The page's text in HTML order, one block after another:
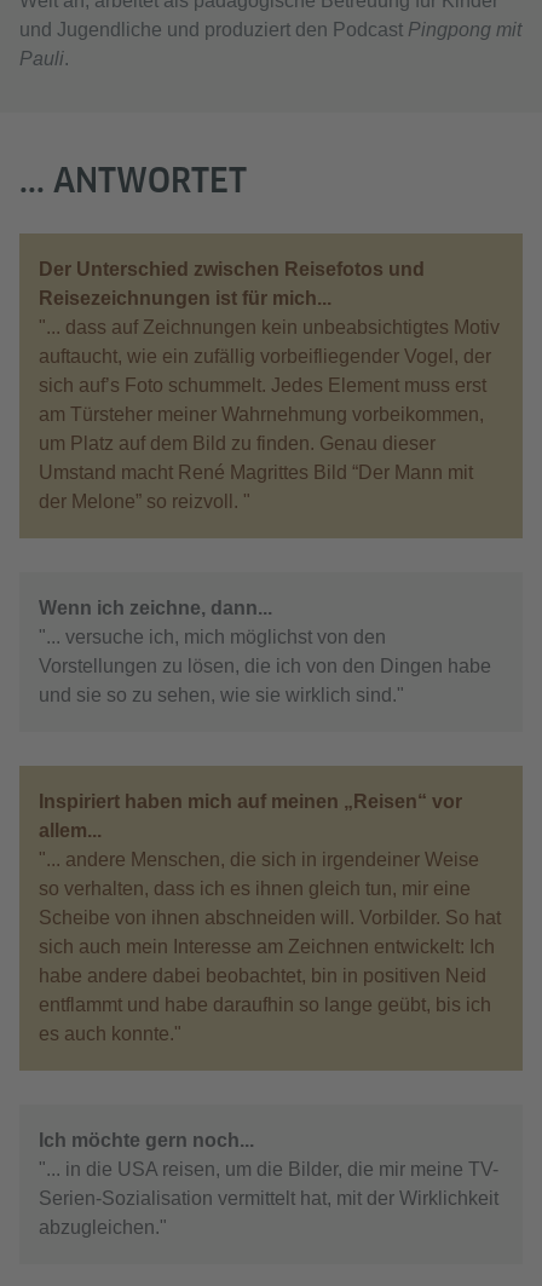
und Jugendliche und produziert den Podcast Pingpong mit
Pauli.
... ANTWORTET
Der Unterschied zwischen Reisefotos und
Reisezeichnungen ist für mich...
"... dass auf Zeichnungen kein unbeabsichtigtes Motiv
auftaucht, wie ein zufällig vorbeifliegender Vogel, der
sich auf’s Foto schummelt. Jedes Element muss erst
am Türsteher meiner Wahrnehmung vorbeikommen,
um Platz auf dem Bild zu finden. Genau dieser
Umstand macht René Magrittes Bild “Der Mann mit
der Melone” so reizvoll. "
Wenn ich zeichne, dann...
"... versuche ich, mich möglichst von den
Vorstellungen zu lösen, die ich von den Dingen habe
und sie so zu sehen, wie sie wirklich sind."
Inspiriert haben mich auf meinen „Reisen“ vor
allem...
"... andere Menschen, die sich in irgendeiner Weise
so verhalten, dass ich es ihnen gleich tun, mir eine
Scheibe von ihnen abschneiden will. Vorbilder. So hat
sich auch mein Interesse am Zeichnen entwickelt: Ich
habe andere dabei beobachtet, bin in positiven Neid
entflammt und habe daraufhin so lange geübt, bis ich
es auch konnte."
Ich möchte gern noch...
"... in die USA reisen, um die Bilder, die mir meine TV-
Serien-Sozialisation vermittelt hat, mit der Wirklichkeit
abzugleichen."